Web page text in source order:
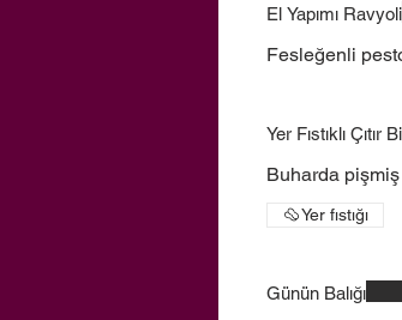
El Yapımı Ravyoli
Fesleğenli
Yer Fıstıklı Çıtır
Buharda
Yer fıstığı
Günün Balığı